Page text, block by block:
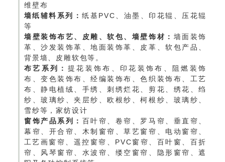
维壁布
墙纸辅料系列：纸基PVC、油墨、印花辊、压花辊
等
墙壁装饰布艺、皮雕、软包、墙壁饰材： 墙面装饰
革、沙发装饰革、地面装饰革、皮革、软包产品、
背景墙、皮雕软包等。
布艺系列： 提花装饰布、印花装饰布、阻燃装饰
布、变色装饰布、经编装饰布、色织装饰布、工艺
布、静电植绒、手绣、刺绣烂花、剪花、绣花、绉
纱、玻璃纱、夹层纱、欧根纱、柯根纱、玻璃纱、
雪纱等，家纺设计
窗饰产品系列： 百叶帘、卷帘、罗马帘、垂直帘、
幕帘、开合帘、木制窗帘、草艺窗帘、电动窗帘、
工艺画窗帘、遥控窗帘、PVC窗帘、百叶窗、百折
帘、风琴窗帘、水波帘、缕空窗帘、隐形窗帘、遮